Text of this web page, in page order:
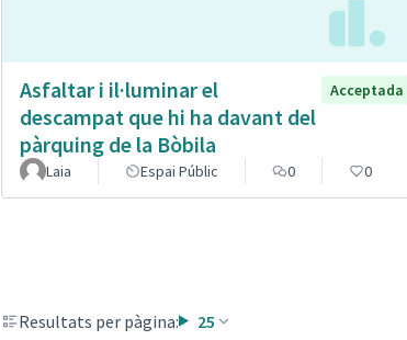
Asfaltar i il·luminar el
descampat que hi ha davant del
pàrquing de la Bòbila
Acceptada
Laia Espai Públic 0 0
Resultats per pàgina: 25